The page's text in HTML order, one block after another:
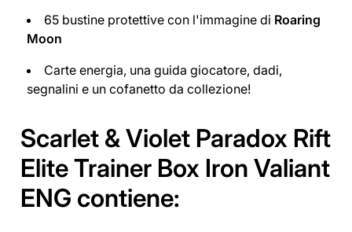
65 bustine protettive con l'immagine di Roaring
Moon
Carte energia, una guida giocatore, dadi,
segnalini e un cofanetto da collezione!
Scarlet & Violet Paradox Rift
Elite Trainer Box Iron Valiant
ENG contiene: